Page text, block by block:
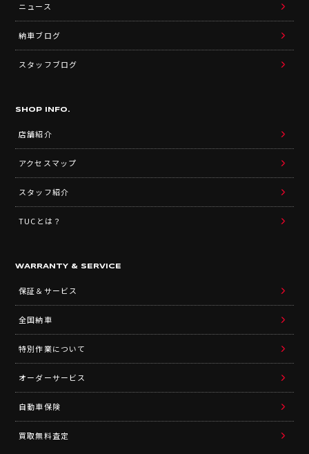
ニュース
納車ブログ
スタッフブログ
SHOP INFO.
店舗紹介
アクセスマップ
スタッフ紹介
TUCとは？
WARRANTY & SERVICE
保証＆サービス
全国納車
特別作業について
オーダーサービス
自動車保険
買取無料査定